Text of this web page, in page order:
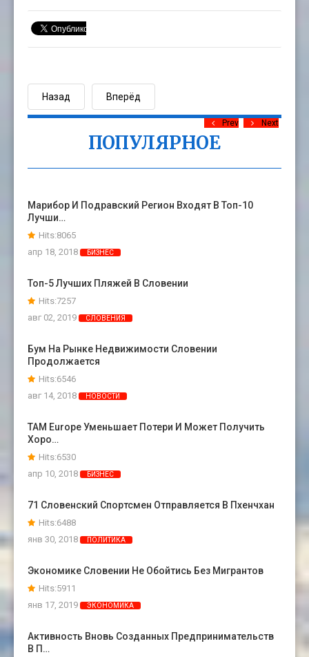
Назад Вперёд
ПОПУЛЯРНОЕ
Prev Next
Марибор И Подравский Регион Входят В Топ-10
Лучши…
Hits:8065
апр 18, 2018
БИЗНЕС
Топ-5 Лучших Пляжей В Словении
Hits:7257
авг 02, 2019
СЛОВЕНИЯ
Бум На Рынке Недвижимости Словении
Продолжается
Hits:6546
авг 14, 2018
НОВОСТИ
TAM Europe Уменьшает Потери И Может Получить
Хоро…
Hits:6530
апр 10, 2018
БИЗНЕС
71 Словенский Спортсмен Отправляется В Пхенчхан
Hits:6488
янв 30, 2018
ПОЛИТИКА
Экономике Словении Не Обойтись Без Мигрантов
Hits:5911
янв 17, 2019
ЭКОНОМИКА
Активность Вновь Созданных Предпринимательств
В П…